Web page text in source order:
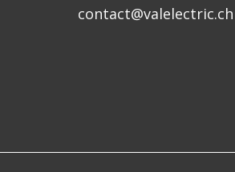
contact@valelectric.ch